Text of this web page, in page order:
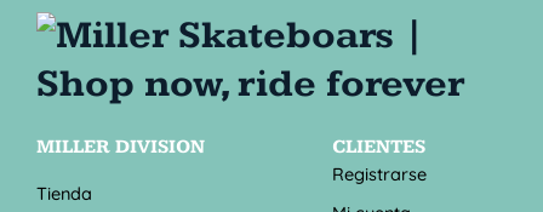
MILLER DIVISION
Tienda
CLIENTES
Registrarse